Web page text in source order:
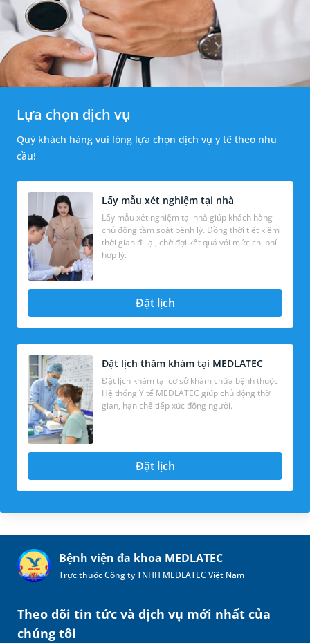
Lựa chọn dịch vụ
Quý khách hàng vui lòng lựa chọn dịch vụ y tế theo nhu
cầu!
Lấy mẫu xét nghiệm tại nhà
Lấy mẫu xét nghiệm tại nhà giúp khách hàng
chủ động tầm soát bệnh lý. Đồng thời tiết kiệm
thời gian đi lại, chờ đợi kết quả với mức chi phí
hợp lý.
Đặt lịch
Đặt lịch thăm khám tại MEDLATEC
Đặt lịch khám tại cơ sở khám chữa bệnh thuộc
Hệ thống Y tế MEDLATEC giúp chủ động thời
gian, hạn chế tiếp xúc đông người.
Đặt lịch
Bệnh viện đa khoa MEDLATEC
Trực thuộc Công ty TNHH MEDLATEC Việt Nam
Theo dõi tin tức và dịch vụ mới nhất của
chúng tôi